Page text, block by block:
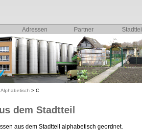
Adressen Partner Stadtteil
Alphabetisch > C
dem Stadtteil
aus dem Stadtteil alphabetisch geordnet.